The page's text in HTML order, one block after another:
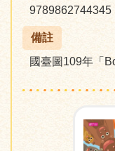
9789862744345
備註
國臺圖109年「